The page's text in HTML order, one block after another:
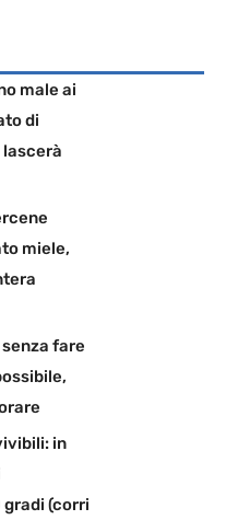
male ai
di
miele,
fare
in
(corri